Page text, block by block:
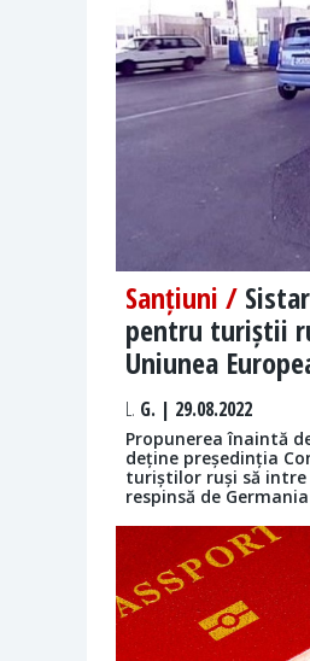
Sanțiuni /
pentru turiștii
Uniunea
L. G. | 29.08.2022
Propunerea înaintă
deține președinția
turiștilor ruși să
respinsă de